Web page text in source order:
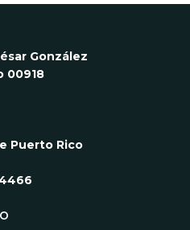
González
00918
Puerto Rico